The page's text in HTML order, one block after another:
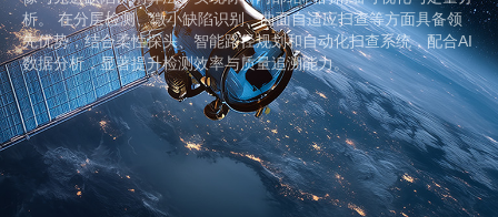
析。 在分层检测、微小缺陷识别、曲面自适应扫查等方面具备领
先优势，结合柔性探头、智能路径规划和自动化扫查系统，配合AI
数据分析，显著提升检测效率与质量追溯能力。